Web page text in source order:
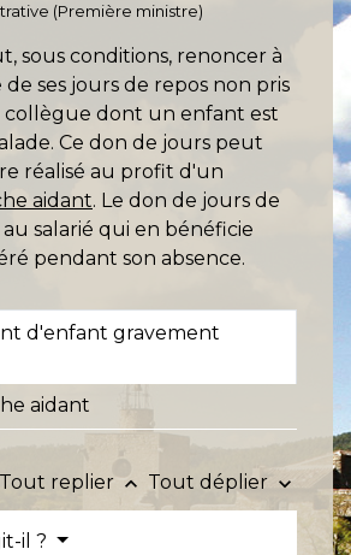
(Première ministre)
sous conditions, renoncer à
ses jours de repos non pris
dont un enfant est
Ce don de jours peut
réalisé au profit d'un
aidant. Le don de jours de
salarié qui en bénéficie
pendant son absence.
d'enfant gravement
aidant
Tout replier keyboard_arrow_up Tout déplier keyboard_arrow_down
il ?